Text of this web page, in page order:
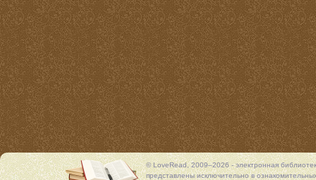
© LoveRead, 2009–2026 - электронная
представлены исключительно в